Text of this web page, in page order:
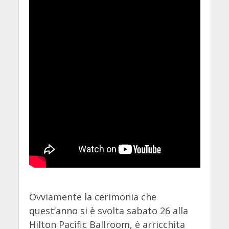
Ovviamente la cerimonia che
quest’anno si è svolta sabato 26 alla
Hilton Pacific Ballroom, è arricchita